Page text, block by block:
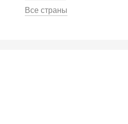
Все страны